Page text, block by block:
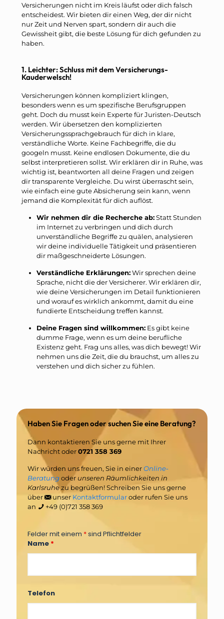
Versicherungen nicht im Kreis läufst oder dich falsch
entscheidest. Wir bieten dir einen Weg, der dir nicht
nur Zeit und Nerven spart, sondern dir auch die
Gewissheit gibt, die beste Lösung für dich gefunden zu
haben.
1. Leichter: Schluss mit dem Versicherungs-
Kauderwelsch!
Versicherungen können kompliziert klingen,
besonders wenn es um spezifische Berufsgruppen
geht. Doch du musst kein Experte für Juristen-Deutsch
werden. Wir übersetzen den komplizierten
Versicherungssprachgebrauch für dich in klare,
verständliche Worte. Keine Fachbegriffe, die du
googeln musst. Keine endlosen Dokumente, die du
selbst interpretieren sollst. Wir erklären dir in Ruhe, was
wichtig ist, beantworten all deine Fragen und zeigen
dir transparente Vergleiche. Du wirst überrascht sein,
wie einfach eine gute Absicherung sein kann, wenn
jemand die Komplexität für dich auflöst.
Wir nehmen dir die Recherche ab:Statt Stunden
im Internet zu verbringen und dich durch
unverständliche Begriffe zu quälen, analysieren
wir deine individuelle Tätigkeit und präsentieren
dir maßgeschneiderte Lösungen.
Verständliche Erklärungen:Wir sprechen deine
Sprache, nicht die der Versicherer. Wir erklären dir,
wie deine Versicherungen im Detail funktionieren
und worauf es wirklich ankommt, damit du eine
fundierte Entscheidung treffen kannst.
Deine Fragen sind willkommen: Es gibt keine
dumme Frage, wenn es um deine berufliche
Existenz geht. Frag uns alles, was dich bewegt! Wir
nehmen uns die Zeit, die du brauchst, um alles zu
verstehen und dich sicher zu fühlen.
Haben Sie Fragen oder suchen Sie eine Beratung?
Dann kontaktieren Sie uns gerne mit Ihrer
Nachricht oder0721 358 369
Wir würden uns freuen, Sie in einerOnline-
Beratungoder unseren Räumlichkeiten in
Karlsruhe zu begrüßen! Schreiben Sie uns gerne
über
unser Kontaktformularoder rufen Sie uns
an
+49 (0)721 358 369
Felder mit einem *sind Pflichtfelder
Name *
Telefon